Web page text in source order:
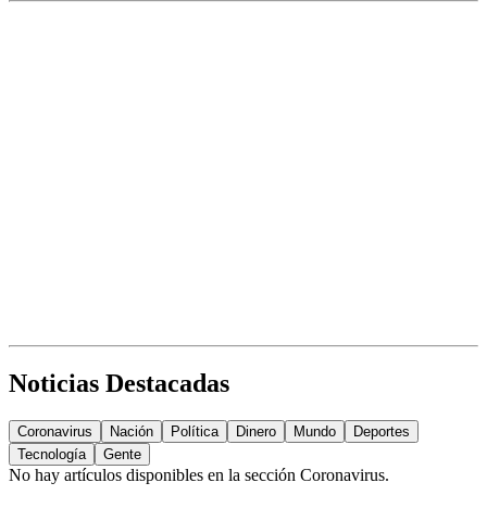
Noticias Destacadas
Coronavirus Nación Política Dinero Mundo
Deportes
Tecnología
Gente
No hay artículos disponibles en la sección Coronavirus.